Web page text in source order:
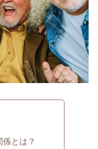
とは？